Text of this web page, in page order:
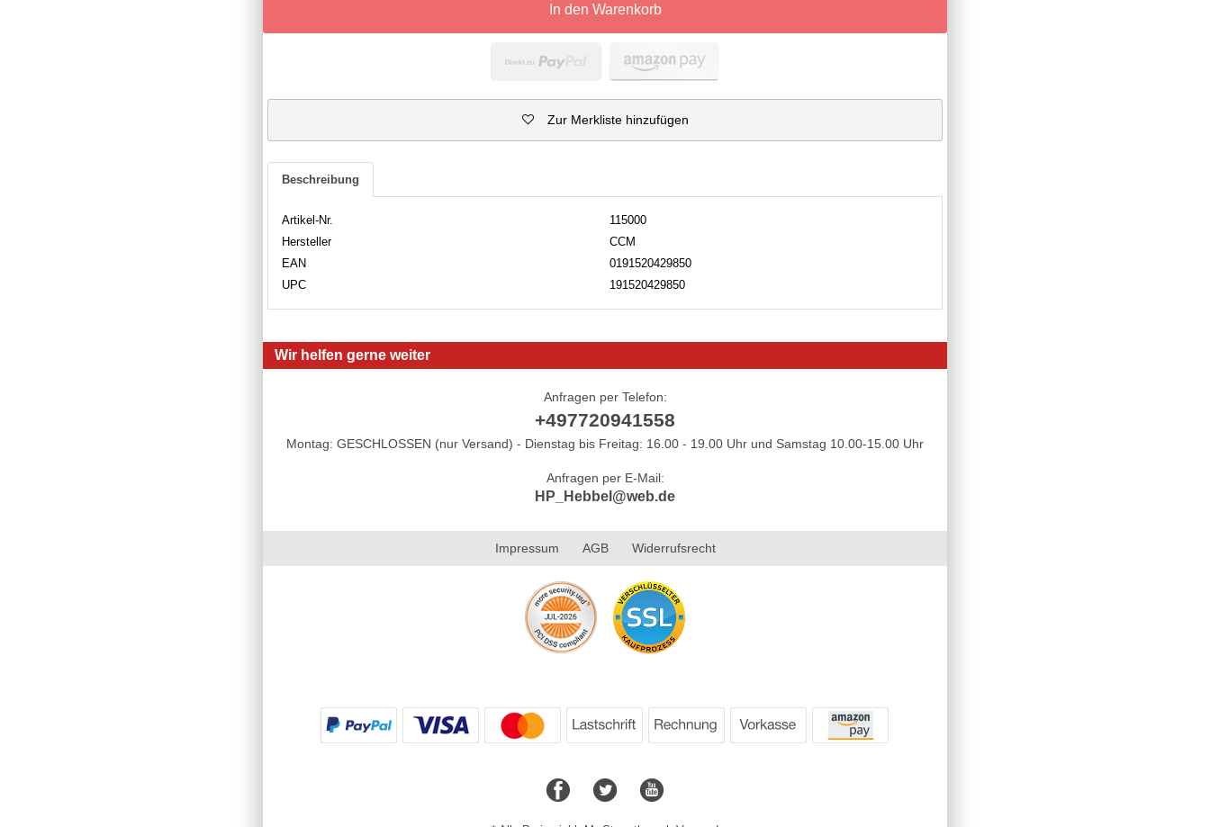
In den Warenkorb
Zur Merkliste hinzufügen
Beschreibung
Artikel-Nr.
115000
Hersteller
CCM
EAN
0191520429850
UPC
191520429850
Wir helfen gerne weiter
Anfragen per Telefon:
+497720941558
Montag: GESCHLOSSEN (nur Versand) - Dienstag bis Freitag: 16.00 - 19.00 Uhr und Samstag 10.00-15.00 Uhr
Anfragen per E-Mail:
HP_Hebbel@web.de
Impressum AGB Widerrufsrecht